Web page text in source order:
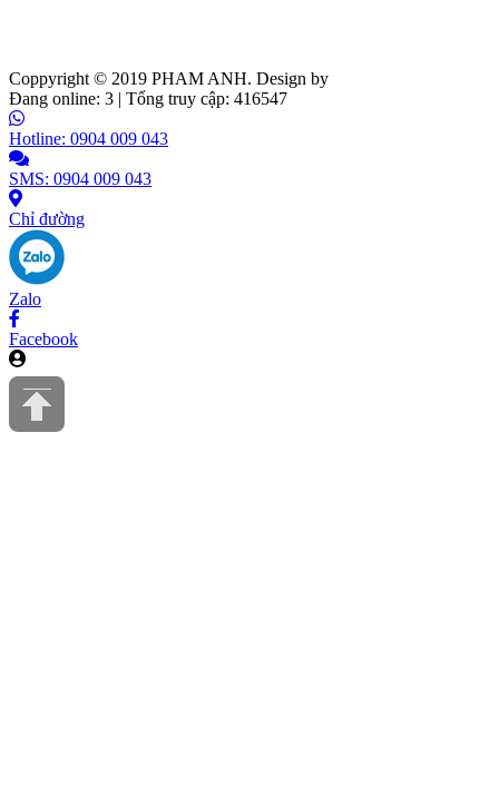
Coppyright © 2019 PHAM ANH. Design by
Đang online: 3 | Tổng truy cập: 416547
Hotline: 0904 009 043
SMS: 0904 009 043
Chỉ đường
Zalo
Facebook